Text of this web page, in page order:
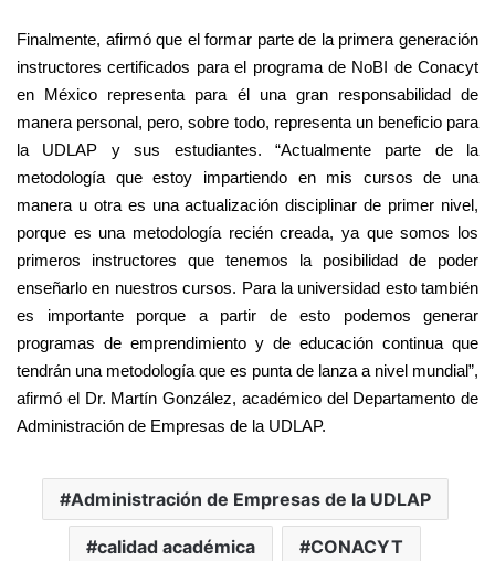
Finalmente, afirmó que el formar parte de la primera generación
instructores certificados para el programa de NoBI de Conacyt
en México representa para él una gran responsabilidad de
manera personal, pero, sobre todo, representa un beneficio para
la UDLAP y sus estudiantes. “Actualmente parte de la
metodología que estoy impartiendo en mis cursos de una
manera u otra es una actualización disciplinar de primer nivel,
porque es una metodología recién creada, ya que somos los
primeros instructores que tenemos la posibilidad de poder
enseñarlo en nuestros cursos. Para la universidad esto también
es importante porque a partir de esto podemos generar
programas de emprendimiento y de educación continua que
tendrán una metodología que es punta de lanza a nivel mundial”,
afirmó el Dr. Martín González, académico del Departamento de
Administración de Empresas de la UDLAP.
Administración de Empresas de la UDLAP
calidad académica CONACYT